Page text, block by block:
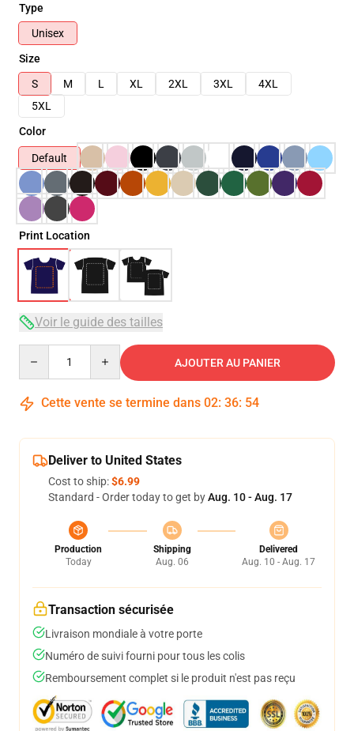
Type
Unisex
Size
S
M L XL 2XL 3XL
4XL
5XL
Color
Default
Print Location
Voir le guide des tailles
AJOUTER AU PANIER
Cette vente se termine dans 02: 36: 53
Deliver to United States
Cost to ship:$6.99
Standard - Order today to get byAug. 10 - Aug. 17
Production
Today
Shipping
Aug. 06
Delivered
Aug. 10 - Aug. 17
Transaction sécurisée
Livraison mondiale à votre porte
Numéro de suivi fourni pour tous les colis
Remboursement complet si le produit n'est pas reçu